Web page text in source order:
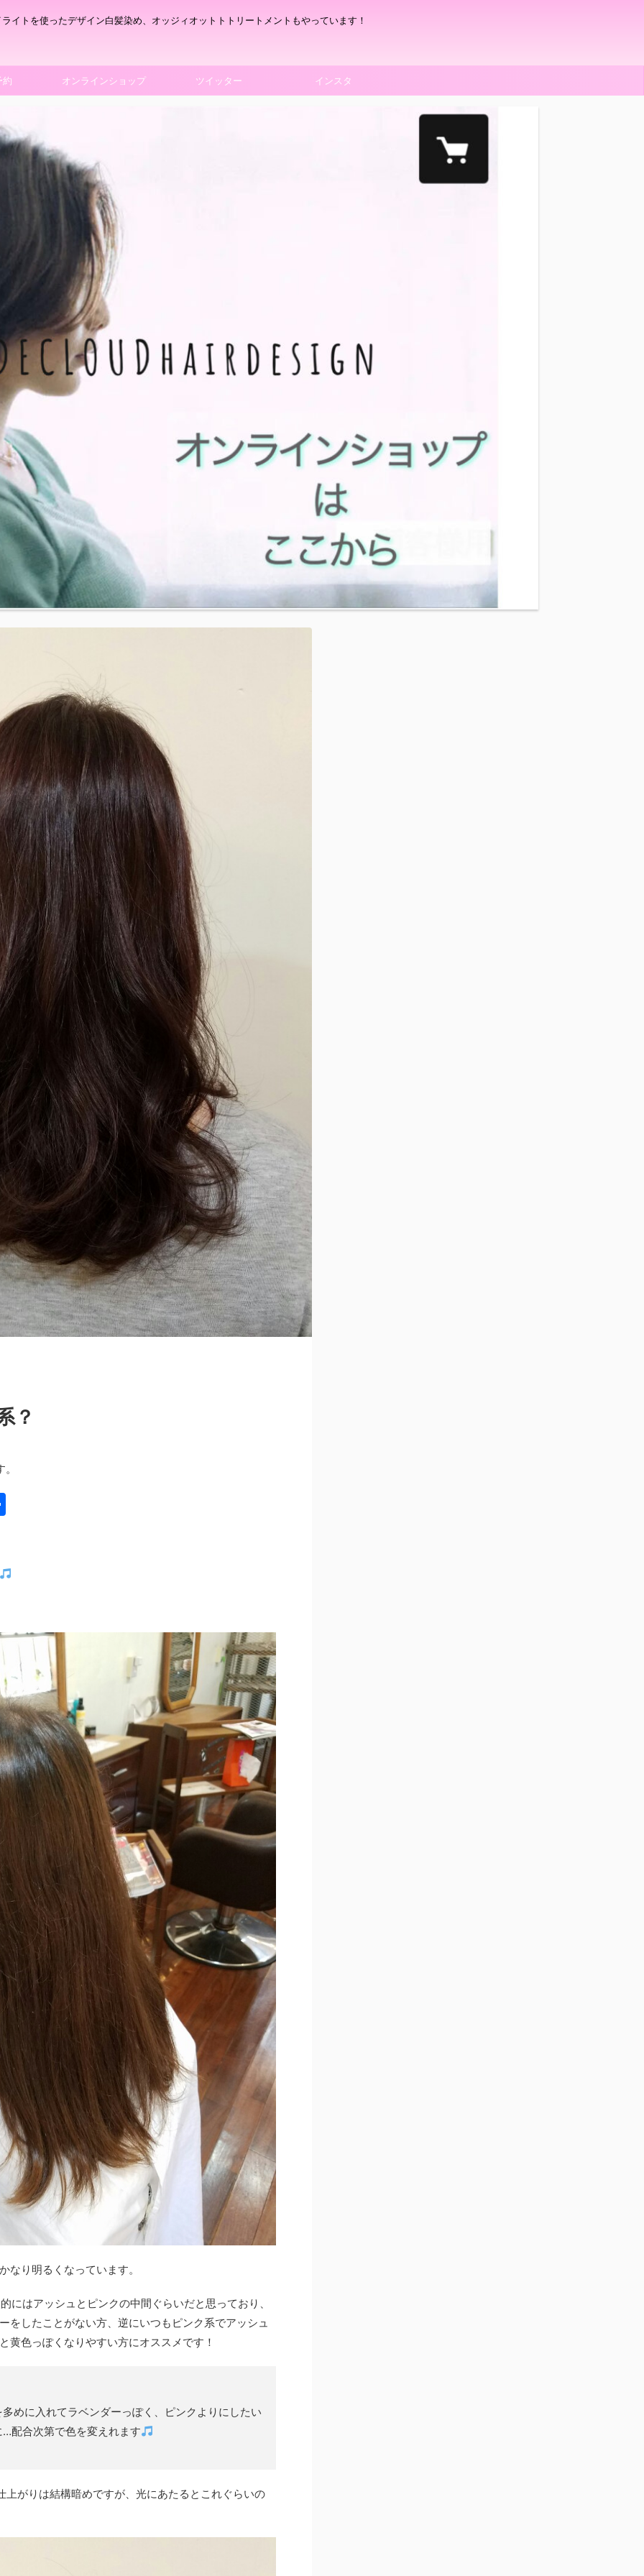
イトを使ったデザイン白髪染め、オッジィオットトトリートメントもやっています！
約 オンラインショップ ツイッター インスタ
？
なり明るくなっています。
にはアッシュとピンクの中間ぐらいだと思っており、
をしたことがない方、逆にいつもピンク系でアッシュ
黄色っぽくなりやすい方にオススメです！
めに入れてラベンダーっぽく、ピンクよりにしたい
配合次第で色を変えれます
がりは結構暗めですが、光にあたるとこれぐらいの